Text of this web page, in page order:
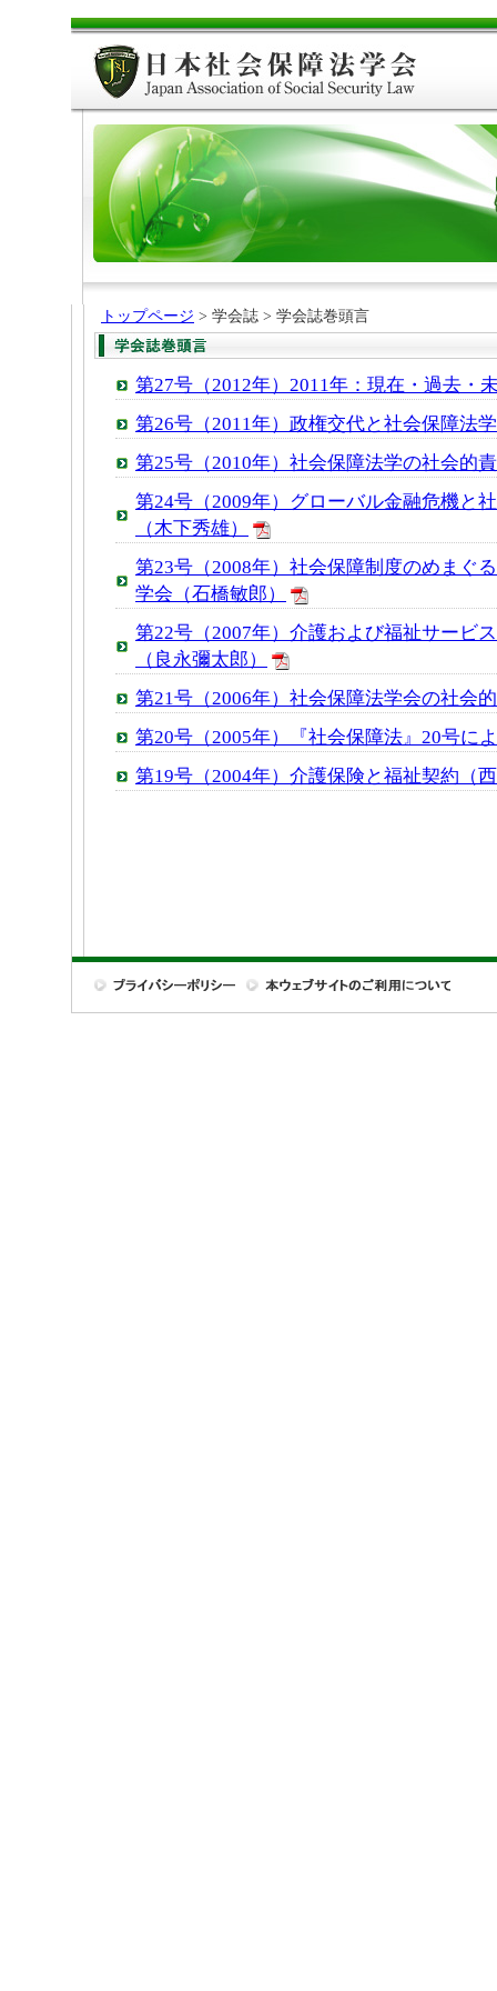
トップページ > 学会誌 > 学会誌巻頭言
第27号（2012年）2011年：現在・過去・
第26号（2011年）政権交代と社会保障法
第25号（2010年）社会保障法学の社会的
第24号（2009年）グローバル金融危機と
（木下秀雄）
第23号（2008年）社会保障制度のめまぐ
学会（石橋敏郎）
第22号（2007年）介護および福祉サービ
（良永彌太郎）
第21号（2006年）社会保障法学会の社会
第20号（2005年）『社会保障法』20号に
第19号（2004年）介護保険と福祉契約（